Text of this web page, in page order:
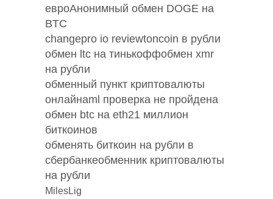
евроАнонимный обмен DOGE на
BTC
changepro io reviewtoncoin в рубли
обмен ltc на тинькоффобмен xmr
на рубли
обменный пункт криптовалюты
онлайнaml проверка не пройдена
обмен btc на eth21 миллион
биткоинов
обменять биткоин на рубли в
сбербанкеобменник криптовалюты
на рубли
MilesLig